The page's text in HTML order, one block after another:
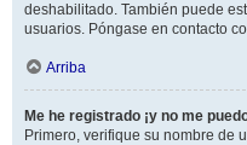
deshabilitado. También puede
usuarios. Póngase en contacto
Arriba
Me he registrado ¡y no me
Primero, verifique su nombre de